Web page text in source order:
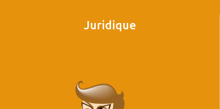
Juridique